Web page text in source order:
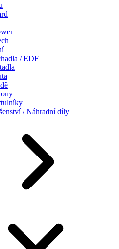
/ EDF
/ Náhradní díly